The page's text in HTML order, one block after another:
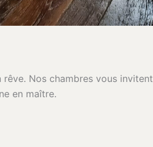
Nos chambres vous
en maître.